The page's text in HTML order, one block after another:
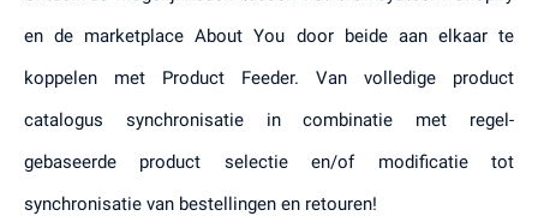
en de marketplace About You door beide aan elkaar te
koppelen met Product Feeder. Van volledige product
catalogus synchronisatie in combinatie met regel-
gebaseerde product selectie en/of modificatie tot
synchronisatie van bestellingen en retouren!